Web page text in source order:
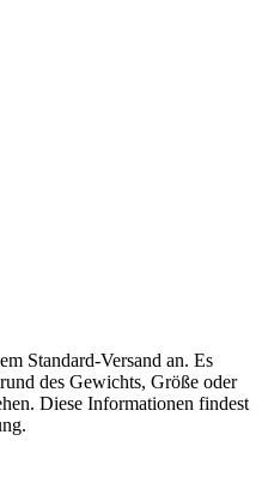
Standard-Versand an. Es
des Gewichts, Größe oder
Diese Informationen findest